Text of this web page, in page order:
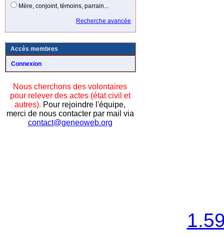
Mère, conjoint, témoins, parrain...
Recherche avancée
Accès membres
Connexion
Nous cherchons des volontaires
pour relever des actes (état civil et
autres). Pour rejoindre l'équipe,
merci de nous contacter par mail via
contact@geneoweb.org